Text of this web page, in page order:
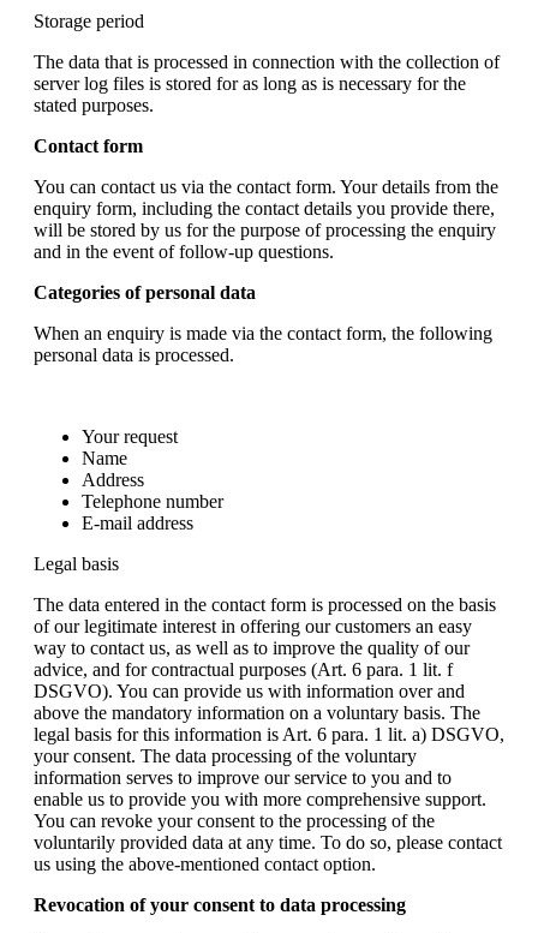
Storage period
The data that is processed in connection with the collection of
server log files is stored for as long as is necessary for the
stated purposes.
Contact form
You can contact us via the contact form. Your details from the
enquiry form, including the contact details you provide there,
will be stored by us for the purpose of processing the enquiry
and in the event of follow-up questions.
Categories of personal data
When an enquiry is made via the contact form, the following
personal data is processed.
Your request
Name
Address
Telephone number
E-mail address
Legal basis
The data entered in the contact form is processed on the basis
of our legitimate interest in offering our customers an easy
way to contact us, as well as to improve the quality of our
advice, and for contractual purposes (Art. 6 para. 1 lit. f
DSGVO). You can provide us with information over and
above the mandatory information on a voluntary basis. The
legal basis for this information is Art. 6 para. 1 lit. a) DSGVO,
your consent. The data processing of the voluntary
information serves to improve our service to you and to
enable us to provide you with more comprehensive support.
You can revoke your consent to the processing of the
voluntarily provided data at any time. To do so, please contact
us using the above-mentioned contact option.
Revocation of your consent to data processing